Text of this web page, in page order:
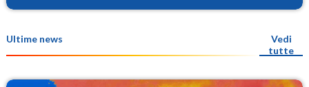
Ultime news
Vedi
tutte